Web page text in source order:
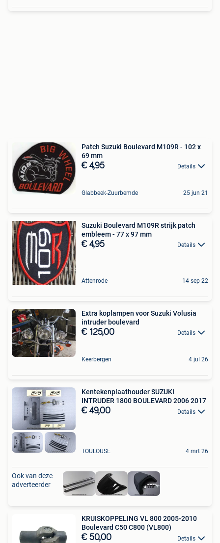
Patch Suzuki Boulevard M109R - 102 x
69 mm
€ 4,95 Details
Glabbeek-Zuurbemde 25 jun 21
Suzuki Boulevard M109R strijk patch
embleem - 77 x 97 mm
€ 4,95 Details
Attenrode 14 sep 22
Extra koplampen voor Suzuki Volusia
intruder boulevard
€ 125,00 Details
Keerbergen 4 jul 26
Kentekenplaathouder SUZUKI
INTRUDER 1800 BOULEVARD 2006 2017
€ 49,00 Details
TOULOUSE 4 mrt 26
Ook van deze
adverteerder
KRUISKOPPELING VL 800 2005-2010
Boulevard C50 C800 (VL800)
€ 50,00 Details